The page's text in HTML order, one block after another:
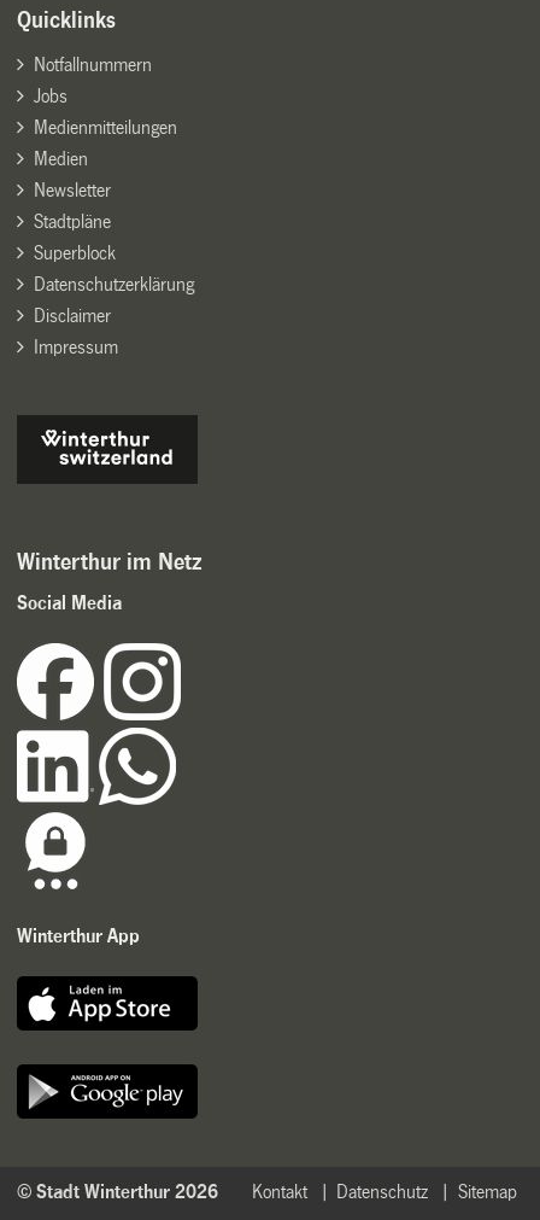
Quicklinks
Notfallnummern
Jobs
Medienmitteilungen
Medien
Newsletter
Stadtpläne
Superblock
Datenschutzerklärung
Disclaimer
Impressum
Winterthur im Netz
Social Media
Winterthur App
Sitemap
Datenschutz
Kontakt
© Stadt Winterthur 2026